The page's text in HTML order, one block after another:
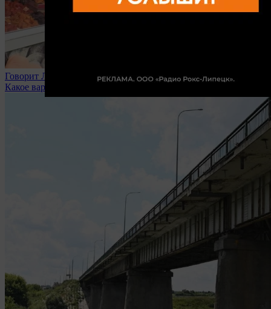
Говорит Липецк
Какое варенье вы любите?